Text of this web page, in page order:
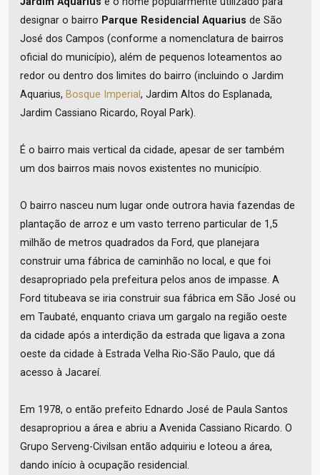
designar o bairro Parque Residencial Aquarius de São
José dos Campos (conforme a nomenclatura de bairros
oficial do município), além de pequenos loteamentos ao
redor ou dentro dos limites do bairro (incluindo o Jardim
Aquarius, Bosque Imperial, Jardim Altos do Esplanada,
Jardim Cassiano Ricardo, Royal Park).
É o bairro mais vertical da cidade, apesar de ser também
um dos bairros mais novos existentes no município.
O bairro nasceu num lugar onde outrora havia fazendas de
plantação de arroz e um vasto terreno particular de 1,5
milhão de metros quadrados da Ford, que planejara
construir uma fábrica de caminhão no local, e que foi
desapropriado pela prefeitura pelos anos de impasse. A
Ford titubeava se iria construir sua fábrica em São José ou
em Taubaté, enquanto criava um gargalo na região oeste
da cidade após a interdição da estrada que ligava a zona
oeste da cidade à Estrada Velha Rio-São Paulo, que dá
acesso à Jacareí.
Em 1978, o então prefeito Ednardo José de Paula Santos
desapropriou a área e abriu a Avenida Cassiano Ricardo. O
Grupo Serveng-Civilsan então adquiriu e loteou a área,
dando início à ocupação residencial.